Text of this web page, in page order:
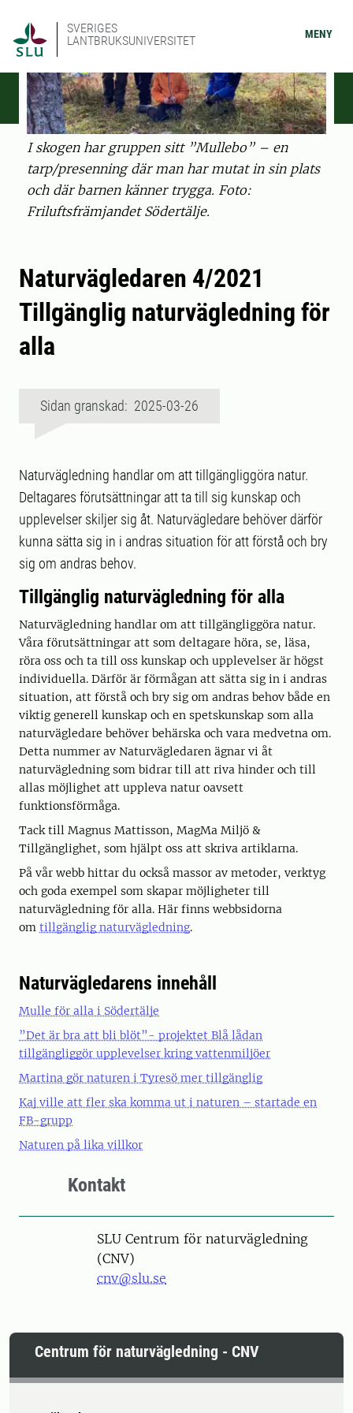
SVERIGES
LANTBRUKSUNIVERSITET
MENY
I skogen har gruppen sitt ”Mullebo” – en
tarp/presenning där man har mutat in sin plats
och där barnen känner trygga. Foto:
Friluftsfrämjandet Södertälje.
Naturvägledaren 4/2021
Tillgänglig naturvägledning för
alla
Sidan granskad: 2025-03-26
Naturvägledning handlar om att tillgängliggöra natur.
Deltagares förutsättningar att ta till sig kunskap och
upplevelser skiljer sig åt. Naturvägledare behöver därför
kunna sätta sig in i andras situation för att förstå och bry
sig om andras behov.
Tillgänglig naturvägledning för alla
Naturvägledning handlar om att tillgängliggöra natur.
Våra förutsättningar att som deltagare höra, se, läsa,
röra oss och ta till oss kunskap och upplevelser är högst
individuella. Därför är förmågan att sätta sig in i andras
situation, att förstå och bry sig om andras behov både en
viktig generell kunskap och en spetskunskap som alla
naturvägledare behöver behärska och vara medvetna om.
Detta nummer av Naturvägledaren ägnar vi åt
naturvägledning som bidrar till att riva hinder och till
allas möjlighet att uppleva natur oavsett
funktionsförmåga.
Tack till Magnus Mattisson, MagMa Miljö &
Tillgänglighet, som hjälpt oss att skriva artiklarna.
På vår webb hittar du också massor av metoder, verktyg
och goda exempel som skapar möjligheter till
naturvägledning för alla. Här finns webbsidorna
om tillgänglig naturvägledning.
Naturvägledarens innehåll
Mulle för alla i Södertälje
”Det är bra att bli blöt”- projektet Blå lådan
tillgängliggör upplevelser kring vattenmiljöer
Martina gör naturen i Tyresö mer tillgänglig
Kaj ville att fler ska komma ut i naturen – startade en
FB-grupp
Naturen på lika villkor
Kontakt
SLU Centrum för naturvägledning
(CNV)
cnv@slu.se
Centrum för naturvägledning - CNV